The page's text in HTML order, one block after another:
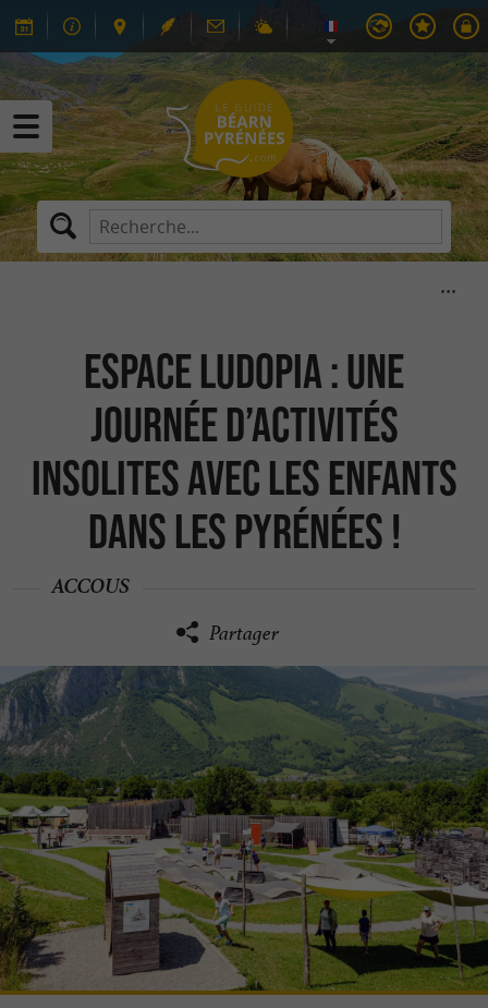
Espace Ludopia : Une
journée d’activités
insolites avec les enfants
dans les Pyrénées !
ACCOUS
Partager